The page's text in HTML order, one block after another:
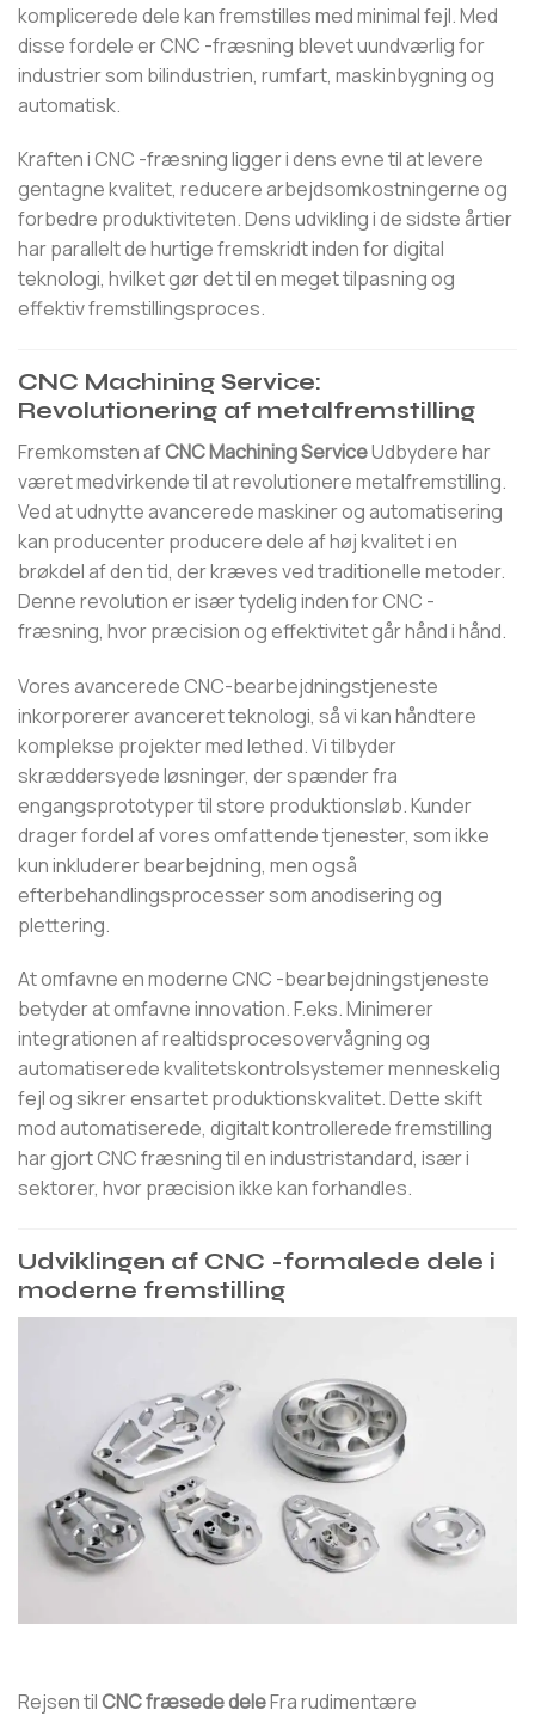
komplicerede dele kan fremstilles med minimal fejl. Med
disse fordele er CNC -fræsning blevet uundværlig for
industrier som bilindustrien, rumfart, maskinbygning og
automatisk.
Kraften i CNC -fræsning ligger i dens evne til at levere
gentagne kvalitet, reducere arbejdsomkostningerne og
forbedre produktiviteten. Dens udvikling i de sidste årtier
har parallelt de hurtige fremskridt inden for digital
teknologi, hvilket gør det til en meget tilpasning og
effektiv fremstillingsproces.
CNC Machining Service:
Revolutionering af metalfremstilling
Fremkomsten afCNC Machining ServiceUdbydere har
været medvirkende til at revolutionere metalfremstilling.
Ved at udnytte avancerede maskiner og automatisering
kan producenter producere dele af høj kvalitet i en
brøkdel af den tid, der kræves ved traditionelle metoder.
Denne revolution er især tydelig inden for CNC -
fræsning, hvor præcision og effektivitet går hånd i hånd.
Vores avancerede CNC-bearbejdningstjeneste
inkorporerer avanceret teknologi, så vi kan håndtere
komplekse projekter med lethed. Vi tilbyder
skræddersyede løsninger, der spænder fra
engangsprototyper til store produktionsløb. Kunder
drager fordel af vores omfattende tjenester, som ikke
kun inkluderer bearbejdning, men også
efterbehandlingsprocesser som anodisering og
plettering.
At omfavne en moderne CNC -bearbejdningstjeneste
betyder at omfavne innovation. F.eks. Minimerer
integrationen af ​​realtidsprocesovervågning og
automatiserede kvalitetskontrolsystemer menneskelig
fejl og sikrer ensartet produktionskvalitet. Dette skift
mod automatiserede, digitalt kontrollerede fremstilling
har gjort CNC fræsning til en industristandard, især i
sektorer, hvor præcision ikke kan forhandles.
Udviklingen af ​​CNC -formalede dele i
moderne fremstilling
Rejsen tilCNC fræsede deleFra rudimentære